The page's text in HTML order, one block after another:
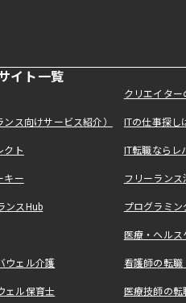
イト一覧
クリエイタ
ス向けサービス紹介） ITの仕事探
クト IT転職なら
キー フリーラン
ンスHub プログラミ
医療・ヘル
ウェル介護 看護師の転
ェル保育士 医療技師の